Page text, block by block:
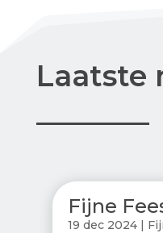
Laatste
Fijne
19 dec 2024|